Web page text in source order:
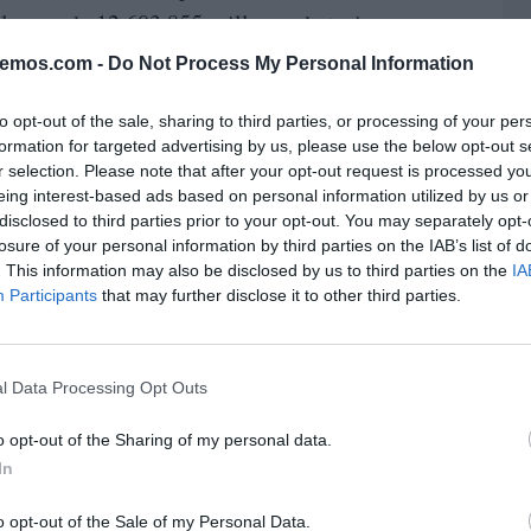
- Do Not Process My Personal Information
opt-out of the sale, sharing to third parties, or processing of your
for targeted advertising by us, please use the below opt-out
selection. Please note that after your opt-out request is processed
interest-based ads based on personal information utilized by us
to third parties prior to your opt-out. You may separately
of your personal information by third parties on the IAB’s list of
This information may also be disclosed by us to third parties on the
Participants that may further disclose it to other third parties.
Data Processing Opt Outs
opt-out of the Sharing of my personal data.
opt-out of the Sale of my Personal Data.
de 12.603.855 millones de turismos
obtuvo un incremento del 13,7% y
Con este mes, las matriculaciones
acumulan 27 meses de crecimiento
el crecimiento europeo, entre los
En el periodo de Enero-Noviembre
y un alza del 20,9%. España mantiene
que la confianza del consumidor se vaya
de achatarramiento que se están llevando
sido uno de los principales impulsores de
crecimiento.El resto de países más fuertes
Alemania presenta en los once
En Noviembre, el mercado de
del 8,9%. El mercado inglés también
Enero-Noviembre un 6,2%. Francia